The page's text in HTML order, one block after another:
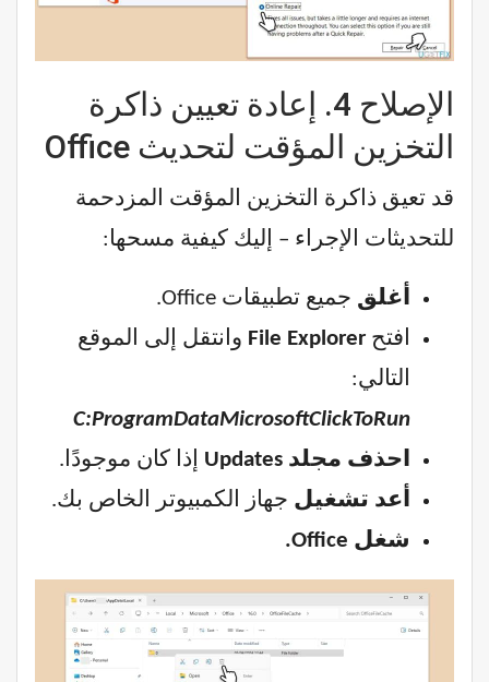
الإصلاح 4. إعادة تعيين ذاكرة
التخزين المؤقت لتحديث Office
قد تعيق ذاكرة التخزين المؤقت المزدحمة
للتحديثات الإجراء – إليك كيفية مسحها:
أغلق جميع تطبيقات Office.
افتح File Explorer وانتقل إلى الموقع
التالي:
C:ProgramDataMicrosoftClickToRun
احذف مجلد Updates
إذا كان موجودًا.
أعد تشغيل جهاز الكمبيوتر الخاص بك.
شغل Office.